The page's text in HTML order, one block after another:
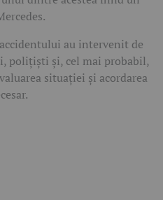
au intervenit de
polițiști și, cel mai probabil,
situației și acordarea